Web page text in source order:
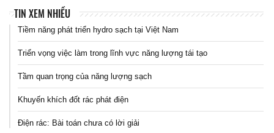
TIN XEM NHIỀU
Tiềm năng phát triển hydro sạch tại Việt Nam
Triển vọng việc làm trong lĩnh vực năng lượng tái tạo
Tầm quan trọng của năng lượng sạch
Khuyến khích đốt rác phát điện
Điện rác: Bài toán chưa có lời giải